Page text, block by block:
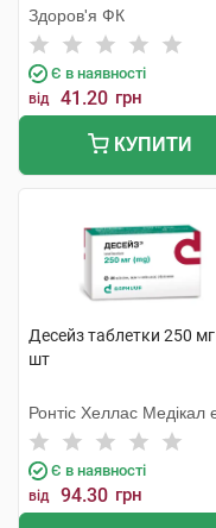
Здоров'я ФК
Є в наявності
від 41.20 грн
КУПИТИ
Десейз таблетки 250
шт
Ронтіс Хеллас Медікал
Фармасьютікал Продактс
С.А.
Є в наявності
від 94.30 грн